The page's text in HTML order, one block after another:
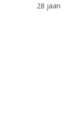
28 jaan